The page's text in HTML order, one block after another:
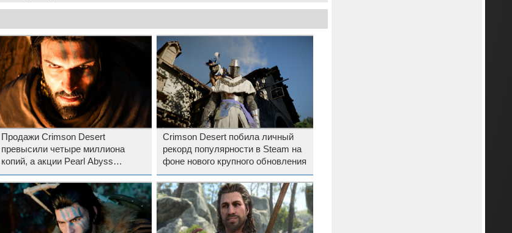
Продажи Crimson Desert
превысили четыре миллиона
копий, а акции Pearl Abyss
достигли максимума за четыре
года
Crimson Desert побила личный
рекорд популярности в Steam на
фоне нового крупного обновления